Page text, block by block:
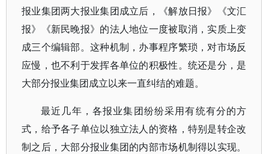
报业集团两大报业集团成立后，《解放日报》《文汇
报》《新民晚报》的法人地位一度被取消，实质上变
成三个编辑部。这种机制，办事程序繁琐，对市场反
应慢，也不利于发挥各单位的积极性。统还是分，是
大部分报业集团成立以来一直纠结的难题。
最近几年，各报业集团纷纷采用有统有分的方
式，给予各子单位以独立法人的资格，特别是转企改
制之后，大部分报业集团的内部市场机制得以实现。